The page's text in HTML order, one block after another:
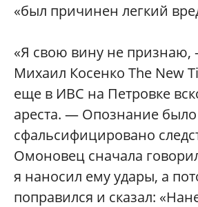
«был причинен легкий
«Я свою вину не признаю,
Михаил Косенко The New
еще в ИВС на Петровке
ареста. — Опознание было
сфальсифицировано
Омоновец сначала
я наносил ему удары, а
поправился и сказал: